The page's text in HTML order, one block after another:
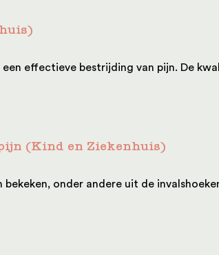
effectieve bestrijding van pijn. De
(Kind en Ziekenhuis)
onder andere uit de